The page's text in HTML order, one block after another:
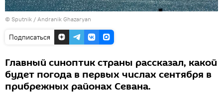
© Sputnik / Andranik Ghazaryan
Подписаться
Главный синоптик страны рассказал, какой
будет погода в первых числах сентября в
прибрежных районах Севана.